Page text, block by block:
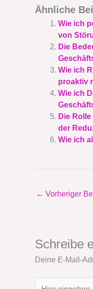
Ähnliche
Wie ich
von
Die
Wie ich
proaktiv
Wie ich
Die
der
Wie ich
← Vorheriger
Schreibe
Deine E-Mail-